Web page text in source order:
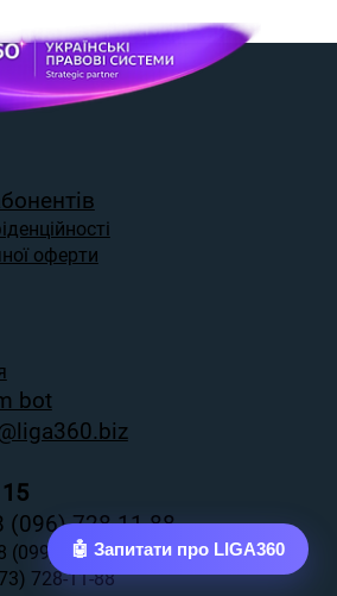
оферти
bot
(096) 728-11-88
(099) 728-11-88
728-11-88
🤖 Запитати про LIGA360